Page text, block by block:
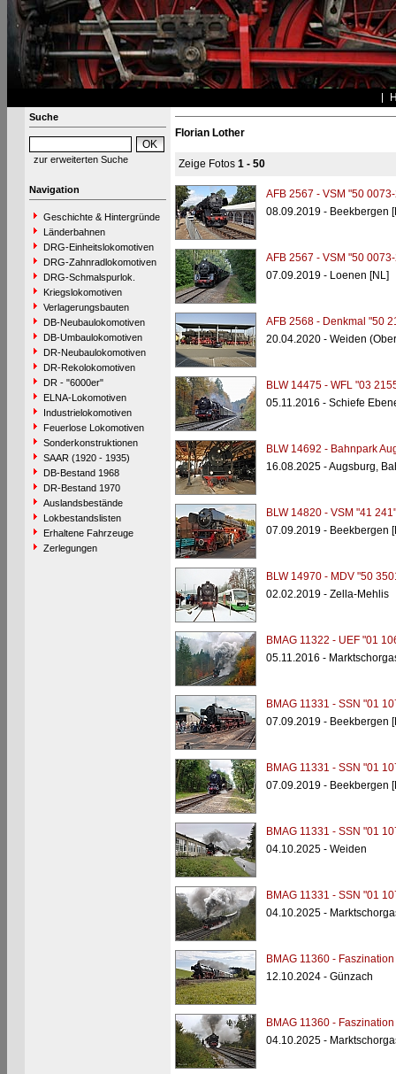
Suche
zur erweiterten Suche
Navigation
Geschichte & Hintergründe
Länderbahnen
DRG-Einheitslokomotiven
DRG-Zahnradlokomotiven
DRG-Schmalspurlok.
Kriegslokomotiven
Verlagerungsbauten
DB-Neubaulokomotiven
DB-Umbaulokomotiven
DR-Neubaulokomotiven
DR-Rekolokomotiven
DR - "6000er"
ELNA-Lokomotiven
Industrielokomotiven
Feuerlose Lokomotiven
Sonderkonstruktionen
SAAR (1920 - 1935)
DB-Bestand 1968
DR-Bestand 1970
Auslandsbestände
Lokbestandslisten
Erhaltene Fahrzeuge
Zerlegungen
Florian Lother
Zeige Fotos 1 - 50
AFB 2567 - VSM "50
08.09.2019 - Beekbergen
AFB 2567 - VSM "50
07.09.2019 - Loenen [NL]
AFB 2568 - Denkmal "50
20.04.2020 - Weiden
BLW 14475 - WFL "03
05.11.2016 - Schiefe
BLW 14692 - Bahnpark
16.08.2025 - Augsburg,
BLW 14820 - VSM "41 241"
07.09.2019 - Beekbergen
BLW 14970 - MDV "50
02.02.2019 - Zella-Mehlis
BMAG 11322 - UEF "01
05.11.2016 -
BMAG 11331 - SSN "01
07.09.2019 - Beekbergen
BMAG 11331 - SSN "01
07.09.2019 - Beekbergen
BMAG 11331 - SSN "01
04.10.2025 - Weiden
BMAG 11331 - SSN "01
04.10.2025 -
BMAG 11360 -
12.10.2024 - Günzach
BMAG 11360 -
04.10.2025 -